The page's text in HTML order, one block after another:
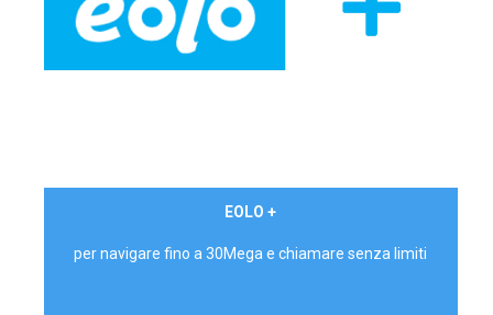
EOLO +
per navigare fino a 30Mega e chiamare senza limiti